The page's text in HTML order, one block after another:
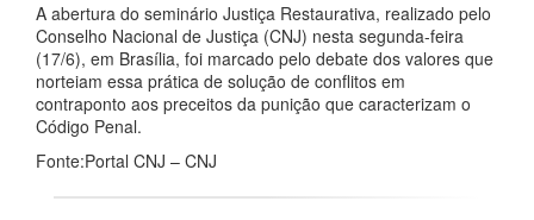
A abertura do seminário Justiça Restaurativa, realizado pelo
Conselho Nacional de Justiça (CNJ) nesta segunda-feira
(17/6), em Brasília, foi marcado pelo debate dos valores que
norteiam essa prática de solução de conflitos em
contraponto aos preceitos da punição que caracterizam o
Código Penal.
Fonte:Portal CNJ – CNJ